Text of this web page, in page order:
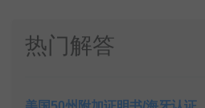
热门解答